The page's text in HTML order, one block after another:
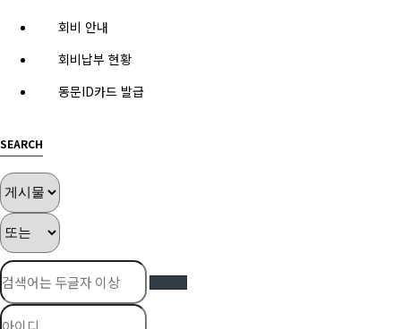
회비 안내
회비납부 현황
동문ID카드 발급
SEARCH